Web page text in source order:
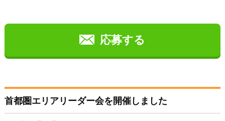
応募する
首都圏エリアリーダー会を開催しました